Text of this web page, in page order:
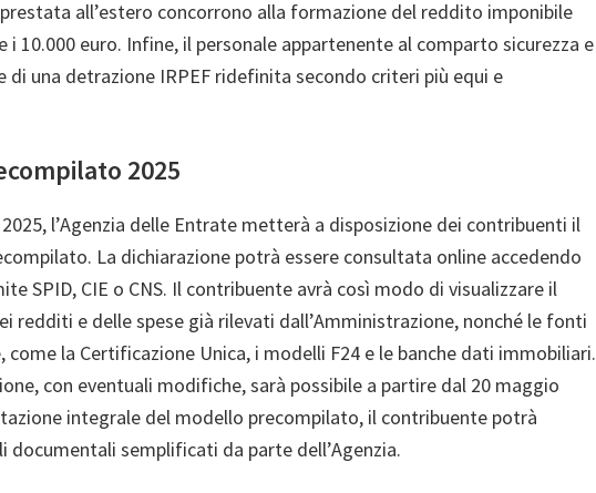
all’estero concorrono alla formazione del reddito imponibile
i 10.000 euro. Infine, il personale appartenente al comparto sicurezza e
di una detrazione IRPEF ridefinita secondo criteri più equi e
2025
l’Agenzia delle Entrate metterà a disposizione dei contribuenti il
La dichiarazione potrà essere consultata online accedendo
SPID, CIE o CNS. Il contribuente avrà così modo di visualizzare il
redditi e delle spese già rilevati dall’Amministrazione, nonché le fonti
la Certificazione Unica, i modelli F24 e le banche dati immobiliari.
con eventuali modifiche, sarà possibile a partire dal 20 maggio
integrale del modello precompilato, il contribuente potrà
documentali semplificati da parte dell’Agenzia.